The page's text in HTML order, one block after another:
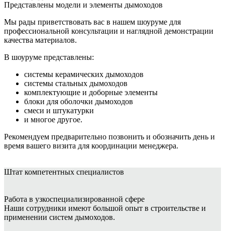
Представлены модели и элементы дымоходов
Мы рады приветствовать вас в нашем шоуруме для
профессиональной консультации и наглядной демонстрации
качества материалов.
В шоуруме представлены:
системы керамических дымоходов
системы стальных дымоходов
комплектующие и доборные элементы
блоки для оболочки дымоходов
смеси и штукатурки
и многое другое.
Рекомендуем предварительно позвонить и обозначить день и
время вашего визита для координации менеджера.
Штат компетентных специалистов
Работа в узкоспециализированной сфере
Наши сотрудники имеют большой опыт в строительстве и
применении систем дымоходов.